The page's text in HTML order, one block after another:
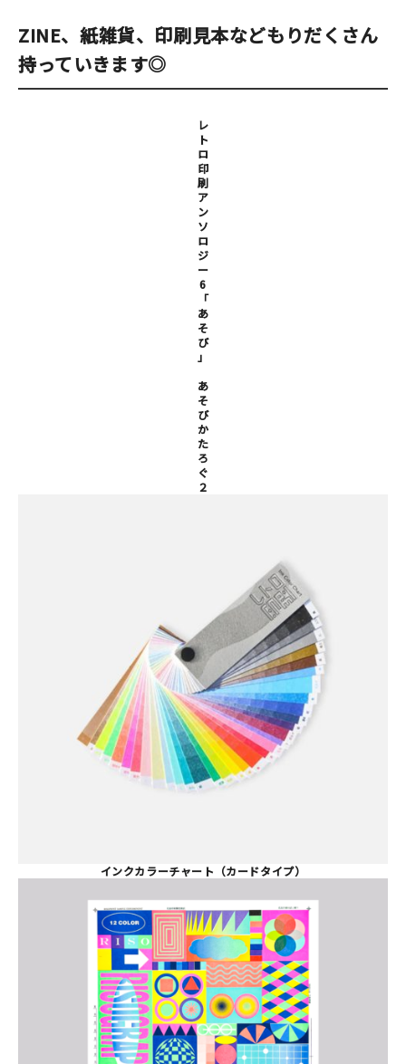
ZINE、紙雑貨、印刷見本などもりだくさん
持っていきます◎
レ
ト
ロ
印
刷
ア
ン
ソ
ロ
ジ
ー
6
「
あ
そ
び
」
あ
そ
び
か
た
ろ
ぐ
２
インクカラーチャート（カードタイプ）